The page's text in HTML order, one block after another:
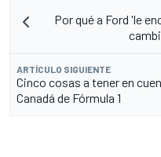
Por qué a Ford 'le
ARTÍCULO SIGUIENTE
Cinco cosas a tener en
Canadá de Fórmula 1